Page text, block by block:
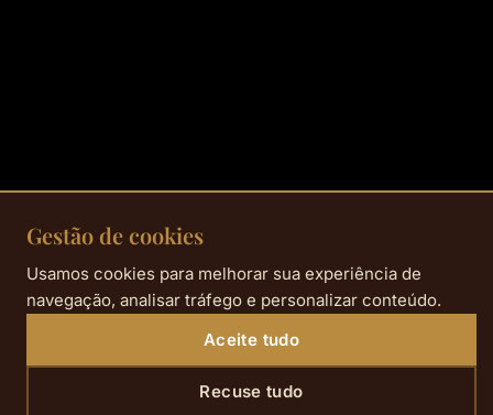
Gestão de cookies
Usamos cookies para melhorar sua experiência de
navegação, analisar tráfego e personalizar conteúdo.
Aceite tudo
Recuse tudo